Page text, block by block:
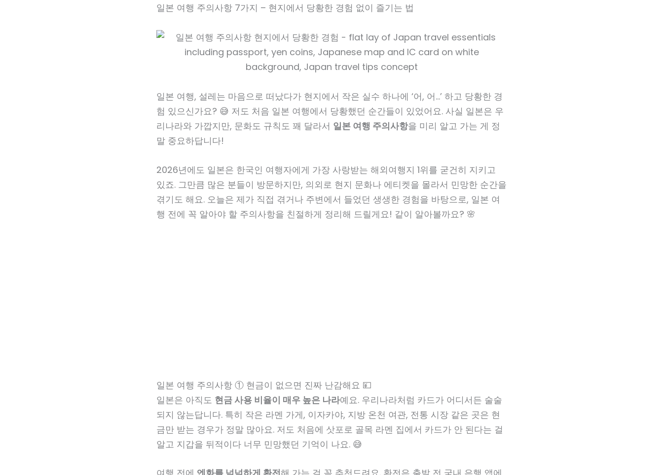
일본 여행 주의사항 7가지 – 현지에서 당황한 경험 없이 즐기는 법
일본 여행, 설레는 마음으로 떠났다가 현지에서 작은 실수 하나에 ‘어, 어…’ 하고 당황한 경
험 있으신가요? 😅 저도 처음 일본 여행에서 당황했던 순간들이 있었어요. 사실 일본은 우
리나라와 가깝지만, 문화도 규칙도 꽤 달라서 일본 여행 주의사항을 미리 알고 가는 게 정
말 중요하답니다!
2026년에도 일본은 한국인 여행자에게 가장 사랑받는 해외여행지 1위를 굳건히 지키고
있죠. 그만큼 많은 분들이 방문하지만, 의외로 현지 문화나 에티켓을 몰라서 민망한 순간을
겪기도 해요. 오늘은 제가 직접 겪거나 주변에서 들었던 생생한 경험을 바탕으로, 일본 여
행 전에 꼭 알아야 할 주의사항을 친절하게 정리해 드릴게요! 같이 알아볼까요? 🌸
일본 여행 주의사항 ① 현금이 없으면 진짜 난감해요 💴
일본은 아직도 현금 사용 비율이 매우 높은 나라예요. 우리나라처럼 카드가 어디서든 술술
되지 않는답니다. 특히 작은 라멘 가게, 이자카야, 지방 온천 여관, 전통 시장 같은 곳은 현
금만 받는 경우가 정말 많아요. 저도 처음에 삿포로 골목 라멘 집에서 카드가 안 된다는 걸
알고 지갑을 뒤적이다 너무 민망했던 기억이 나요. 😅